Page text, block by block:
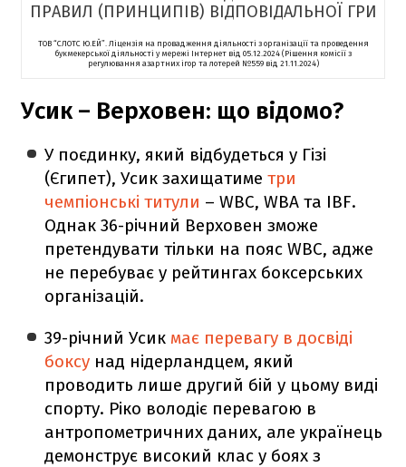
ПРАВИЛ (ПРИНЦИПІВ) ВІДПОВІДАЛЬНОЇ ГРИ
ТОВ “СЛОТС Ю.ЕЙ”. Ліцензія на провадження діяльності з організації та проведення
букмекерської діяльності у мережі Інтернет від 05.12.2024 (Рішення комісії з
регулювання азартних ігор та лотерей №559 від 21.11.2024)
Усик – Верховен: що відомо?
У поєдинку, який відбудеться у Гізі
(Єгипет), Усик захищатиметри
чемпіонські титули – WBC, WBA та IBF.
Однак 36-річний Верховен зможе
претендувати тільки на пояс WBC, адже
не перебуває у рейтингах боксерських
організацій.
39-річний Усик має перевагу в досвіді
боксу над нідерландцем, який
проводить лише другий бій у цьому виді
спорту. Ріко володіє перевагою в
антропометричних даних, але українець
демонструє високий клас у боях з